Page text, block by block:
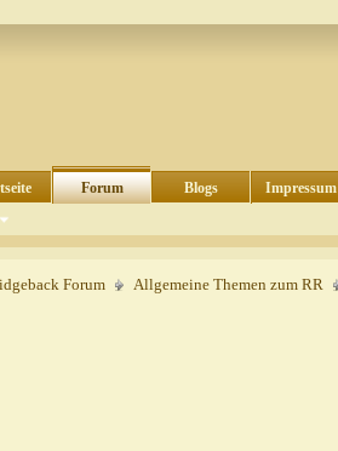
Forum Blogs Impressum
Forum Allgemeine Themen zum RR